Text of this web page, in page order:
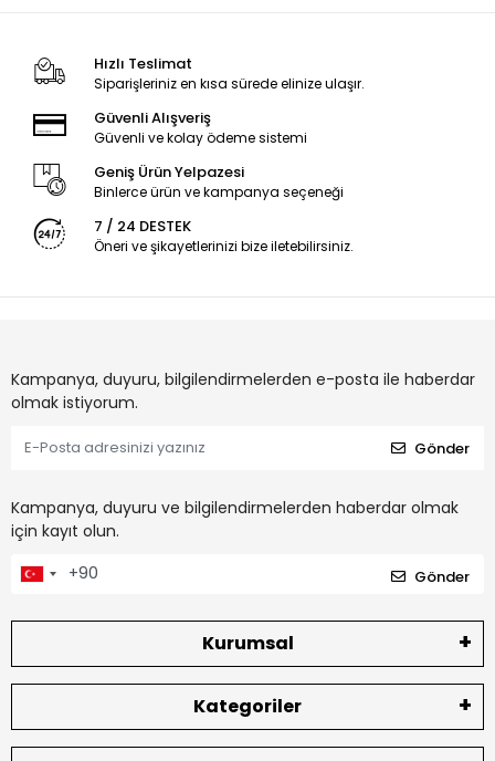
Hızlı Teslimat
Siparişleriniz en kısa sürede elinize ulaşır.
Güvenli Alışveriş
Güvenli ve kolay ödeme sistemi
Geniş Ürün Yelpazesi
Binlerce ürün ve kampanya seçeneği
7 / 24 DESTEK
Öneri ve şikayetlerinizi bize iletebilirsiniz.
Kampanya, duyuru, bilgilendirmelerden e-posta ile haberdar
olmak istiyorum.
Gönder
Kampanya, duyuru ve bilgilendirmelerden haberdar olmak
için kayıt olun.
Gönder
Kurumsal
Kategoriler